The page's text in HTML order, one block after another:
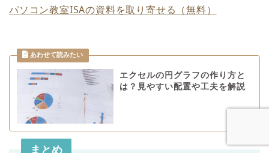
パソコン教室ISAの資料を取り寄せる（無料）
エクセルの円グラフの作り方と
は？見やすい配置や工夫を解説
まとめ